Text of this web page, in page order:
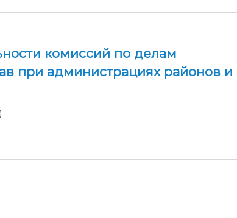
комиссий по делам
при администрациях районов и